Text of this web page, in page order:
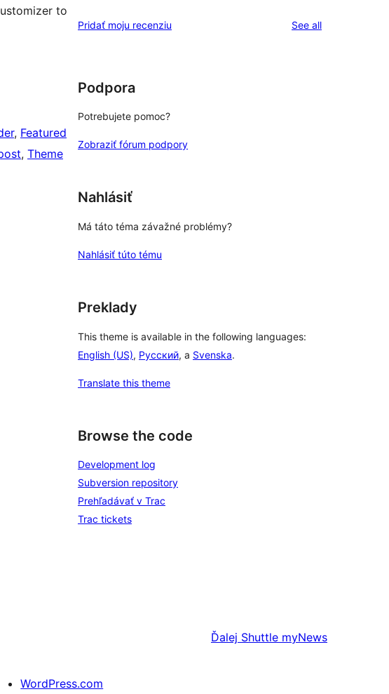
to
, Featured
, Theme
Pridať moju recenziu See allreviews
Podpora
Potrebujete pomoc?
Zobraziť fórum podpory
Nahlásiť
Má táto téma závažné problémy?
Nahlásiť túto tému
Preklady
This theme is available in the following languages:
English (US), Русский, a Svenska.
Translate this theme
Browse the code
Development log
Subversion repository
Prehľadávať v Trac
Trac tickets
Ďalej Shuttle myNews
WordPress.com